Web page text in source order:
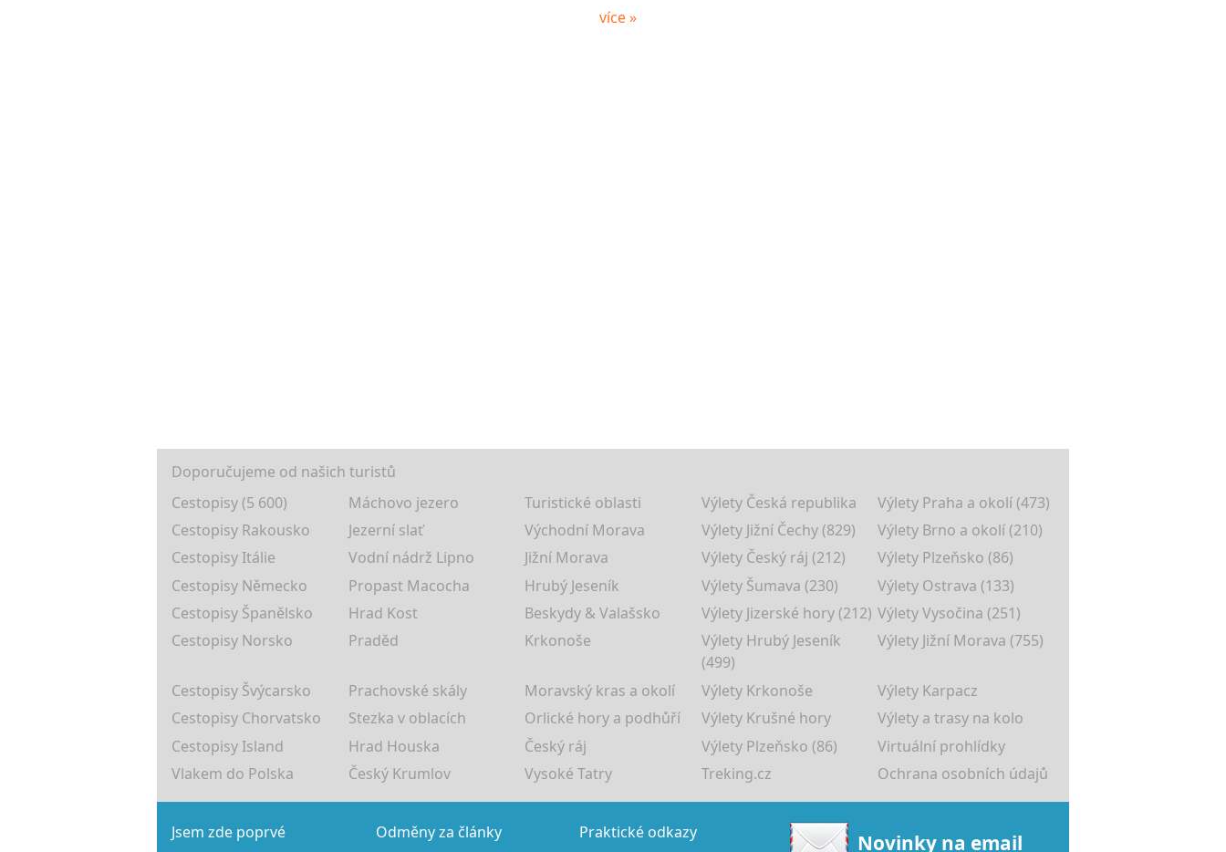
více »
Doporučujeme od našich turistů
Cestopisy (5 600)
Máchovo jezero Turistické oblasti Výlety Česká republika
Výlety Praha a okolí (473)
Cestopisy Rakousko
Jezerní slať Východní Morava Výlety Jižní Čechy (829)
Výlety Brno a okolí (210)
Cestopisy Itálie
Vodní nádrž Lipno Jižní Morava Výlety Český ráj (212)
Výlety Plzeňsko (86)
Cestopisy Německo
Propast Macocha Hrubý Jeseník Výlety Šumava (230)
Výlety Ostrava (133)
Cestopisy Španělsko
Hrad Kost Beskydy & Valašsko Výlety Jizerské hory (212) Výlety Vysočina (251)
Cestopisy Norsko
Praděd Krkonoše
Výlety Hrubý Jeseník
(499)
Výlety Jižní Morava (755)
Cestopisy Švýcarsko Prachovské skály Moravský kras a okolí Výlety Krkonoše
Výlety Karpacz
Cestopisy Chorvatsko
Stezka v oblacích Orlické hory a podhůří Výlety Krušné hory
Výlety a trasy na kolo
Cestopisy Island
Hrad Houska Český ráj Výlety Plzeňsko (86)
Virtuální prohlídky
Vlakem do Polska
Český Krumlov Vysoké Tatry Treking.cz Ochrana osobních údajů
Jsem zde poprvé Odměny za články Praktické odkazy Novinky na email